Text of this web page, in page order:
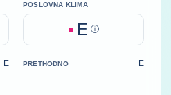
POSLOVNA KLIMA
E Help
E PRETHODNO E